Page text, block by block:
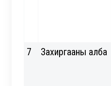
7
Захиргааны алба